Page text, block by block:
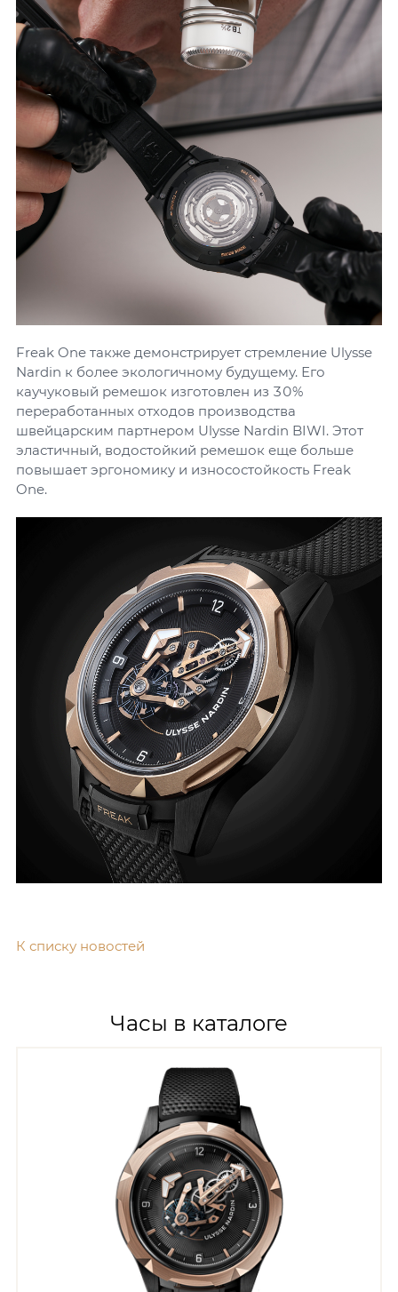
Freak One также демонстрирует стремление Ulysse
Nardin к более экологичному будущему. Его
каучуковый ремешок изготовлен из 30%
переработанных отходов производства
швейцарским партнером Ulysse Nardin BIWI. Этот
эластичный, водостойкий ремешок еще больше
повышает эргономику и износостойкость Freak
One.
К списку новостей
Часы в каталоге